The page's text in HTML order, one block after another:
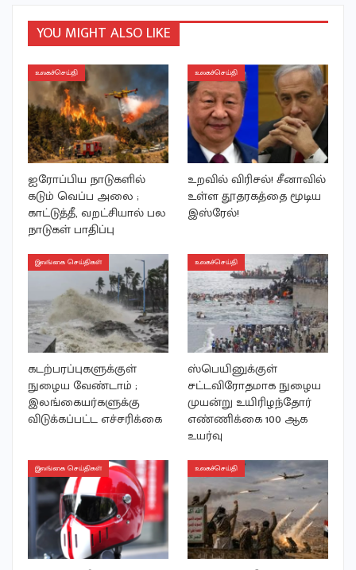
YOU MIGHT ALSO LIKE
உலகச்செய்தி
ஐரோப்பிய நாடுகளில்
கடும் வெப்ப அலை ;
காட்டுத்தீ, வறட்சியால் பல
நாடுகள் பாதிப்பு
உலகச்செய்தி
உறவில் விரிசல்! சீனாவில்
உள்ள தூதரகத்தை மூடிய
இஸ்ரேல்!
இலங்கை செய்திகள்
கடற்பரப்புகளுக்குள்
நுழைய வேண்டாம் ;
இலங்கையர்களுக்கு
விடுக்கப்பட்ட எச்சரிக்கை
உலகச்செய்தி
ஸ்பெயினுக்குள்
சட்டவிரோதமாக நுழைய
முயன்று உயிரிழந்தோர்
எண்ணிக்கை 100 ஆக
உயர்வு
இலங்கை செய்திகள் உலகச்செய்தி